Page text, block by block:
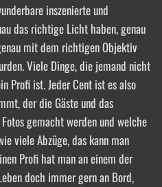
inszenierte und
das richtige Licht haben, genau
mit dem richtigen Objektiv
Viele Dinge, die jemand nicht
Profi ist. Jeder Cent ist es also
der die Gäste und das
gemacht werden und welche
viele Abzüge, das kann man
Profi hat man an einem der
doch immer gern an Bord,